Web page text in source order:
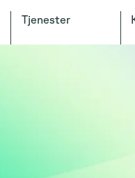
Tjenester